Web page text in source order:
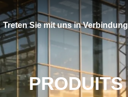
Treten Sie mit uns in Verbindung
PRODUITS